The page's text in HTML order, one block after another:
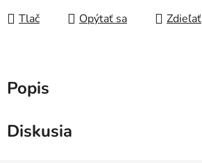
Tlač Opýtať sa Zdieľať
Popis
Diskusia